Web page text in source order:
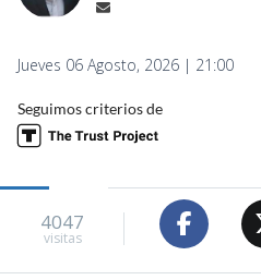
Jueves 06 Agosto, 2026 | 21:00
Seguimos criterios de
4047
visitas